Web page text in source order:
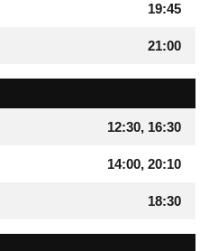
19:45
21:00
12:30, 16:30
14:00, 20:10
18:30